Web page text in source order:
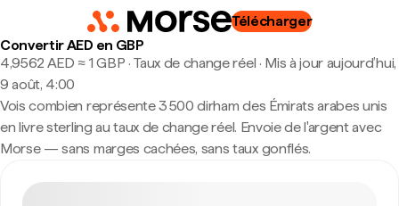
Télécharger
Convertir AED en GBP
4,9562 AED ≈ 1 GBP · Taux de change réel · Mis à jour aujourd’hui,
9 août, 4:00
Vois combien représente 3 500 dirham des Émirats arabes unis
en livre sterling au taux de change réel. Envoie de l'argent avec
Morse — sans marges cachées, sans taux gonflés.